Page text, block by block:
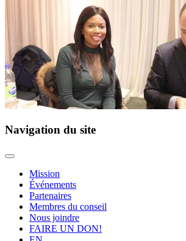
Navigation du site
Mission
Événements
Partenaires
Membres du conseil
Nous joindre
FAIRE UN DON!